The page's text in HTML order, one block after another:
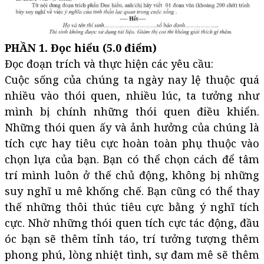
PHẦN 1. Đọc hiểu (5.0 điểm)
Đọc đoạn trích và thực hiện các yêu cầu:
Cuộc sống của chúng ta ngày nay lệ thuộc quá
nhiều vào thói quen, nhiều lúc, ta tưởng như
mình bị chính những thói quen điều khiển.
Những thói quen ấy và ảnh hưởng của chúng là
tích cực hay tiêu cực hoàn toàn phụ thuộc vào
chọn lựa của bạn. Bạn có thể chọn cách để tâm
trí mình luôn ở thế chủ động, không bị những
suy nghĩ u mê khống chế. Bạn cũng có thể thay
thế những thôi thúc tiêu cực bằng ý nghĩ tích
cực. Nhờ những thói quen tích cực tác động, đầu
óc bạn sẽ thêm tỉnh táo, trí tưởng tượng thêm
phong phú, lòng nhiệt tình, sự đam mê sẽ thêm